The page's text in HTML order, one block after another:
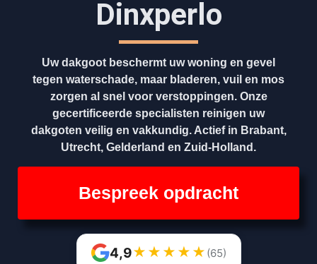
Dinxperlo
Uw dakgoot beschermt uw woning en gevel
tegen waterschade, maar bladeren, vuil en mos
zorgen al snel voor verstoppingen. Onze
gecertificeerde specialisten reinigen uw
dakgoten veilig en vakkundig. Actief in Brabant,
Utrecht, Gelderland en Zuid-Holland.
Bespreek opdracht
4,9★ ★ ★ ★ ★ (65)